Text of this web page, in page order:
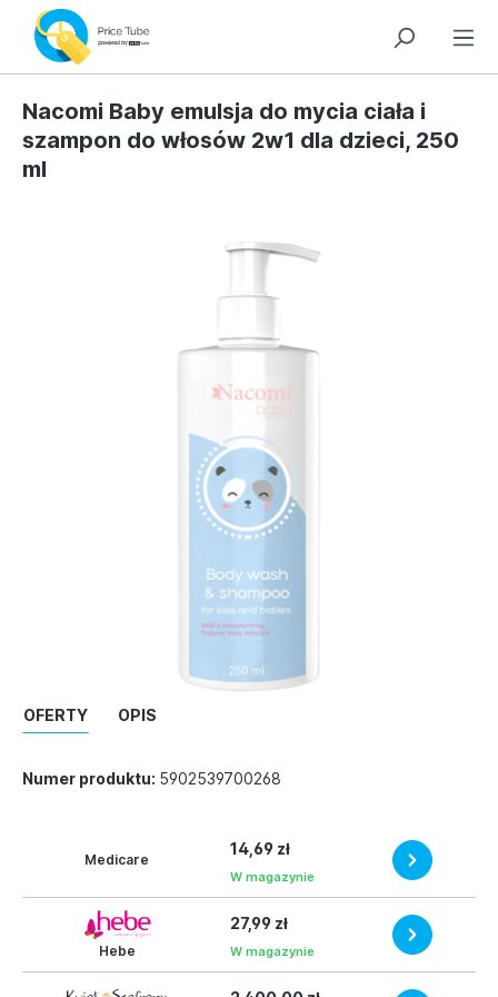
Nacomi Baby emulsja do mycia ciała i
szampon do włosów 2w1 dla dzieci, 250
ml
OFERTY OPIS
Numer produktu: 5902539700268
Medicare
14,69 zł
W magazynie
Hebe
27,99 zł
W magazynie